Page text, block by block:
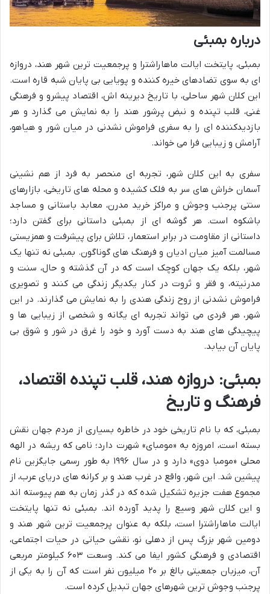
درباره بمبئی
بمبئی، پایتخت ایالت ماهاراشترا و پرجمعیت ترین شهر هند، دروازه
ای به سوی تضادهای خیره کننده و پویایی بی پایان شبه قاره است.
این کلان شهر ساحلی، با تاریخ دیرینه اش، اقتصاد پیشرو و فرهنگی
غنی، قلب تپنده و نبض پرشور هند را به نمایش می گذارد و هر
بازدیدکننده ای را به سفری فراموش نشدنی در میان شور و هیاهو،
آرامش و زیبایی فرا می خواند.
سفری به این کلان شهر، تجربه ای منحصر به فرد از هم نشینی
آسمان خراش های سر به فلک کشیده و محله های تاریخی، بازارهای
سنتی پرجنب وجوش و مراکز خرید مدرن، معابد باستانی و مساجد
باشکوه است. هر گوشه ای از بمبئی داستانی برای گفتن دارد؛
داستانی از مقاومت در برابر استعمار، تلاش برای پیشرفت و همزیستی
مسالمت آمیز میان ادیان و فرهنگ های گوناگون. بمبئی نه تنها یک
شهر، بلکه یک جهان کوچک است که در آن گذشته و حال، سنت و
مدرنیته، و فقر و ثروت در کنار یکدیگر زندگی می کنند و تصویری
فراموش نشدنی از روح زندگی هندی را به نمایش می گذارند. در این
شهر، هر فردی می تواند تجربه ای یگانه و شخصی از زیبایی ها و
پیچیدگی های هند به دست آورد و خود را غرق در شور و شوق بی
پایان آن بیابد.
بمبئی: دروازه هند، قلب تپنده اقتصاد،
فرهنگ و تاریخ
بمبئی، که با نام تاریخی خود در خاطره بسیاری از مردم جهان نقش
بسته است، امروزه به «مومبای» شهرت دارد؛ نامی که ریشه در الهه
محلی «مومبا دوی» دارد و در سال ۱۹۹۶ به طور رسمی جایگزین نام
پیشین شد. این شهر، واقع در غرب هند و بر کرانه های دریای عرب، از
مجموع هفت جزیره تشکیل شده که در گذر زمان به هم پیوسته اند
و این کلان شهر وسیع را پدید آورده اند. بمبئی نه تنها پایتخت
ایالت ماهاراشترا است، بلکه به عنوان پرجمعیت ترین شهر هند و
دومین شهر بزرگ پس از دهلی نو، نقشی حیاتی در حیات اجتماعی،
اقتصادی و فرهنگی کشور ایفا می کند. وسعت ۶۰۳ کیلومتر مربعی
آن، میزبان جمعیتی بالغ بر ۲۰ میلیون نفر است که آن را به یکی از
پرجنب وجوش ترین شهرهای جهان تبدیل کرده است.